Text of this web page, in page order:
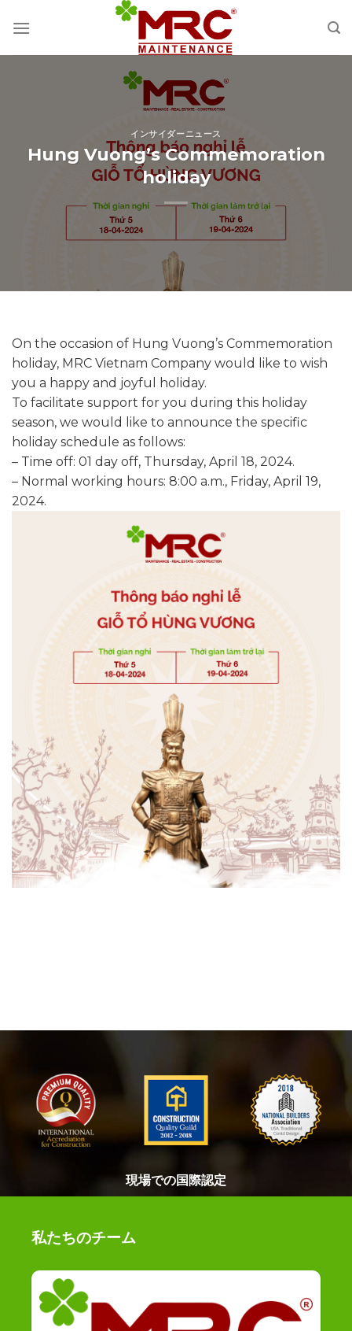
インサイダーニュース
Hung Vuong’s Commemoration
holiday
On the occasion of Hung Vuong’s Commemoration
holiday, MRC Vietnam Company would like to wish
you a happy and joyful holiday.
To facilitate support for you during this holiday
season, we would like to announce the specific
holiday schedule as follows:
– Time off: 01 day off, Thursday, April 18, 2024.
– Normal working hours: 8:00 a.m., Friday, April 19,
2024.
現場での国際認定
私たちのチーム